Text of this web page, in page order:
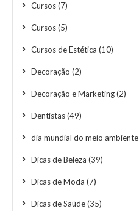
Cursos(7)
Cursos(5)
Cursos de Estética (10)
Decoração (2)
Decoração e Marketing(2)
Dentistas(49)
dia mundial do meio ambiente
Dicas de Beleza (39)
Dicas de Moda (7)
Dicas de Saúde(35)